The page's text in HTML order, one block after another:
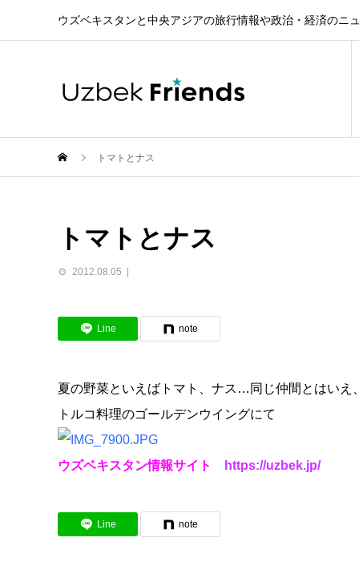
ウズベキスタンと中央アジアの旅行情報や政治・経済のニ
トマトとナス
トマトとナス
2012.08.05
Line note
夏の野菜といえばトマト、ナス…同じ仲間とはいえ
トルコ料理のゴールデンウイングにて
ウズベキスタン情報サイト https://uzbek.jp/
Line note